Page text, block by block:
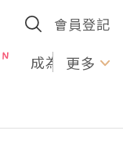
會員登記
成為U更多